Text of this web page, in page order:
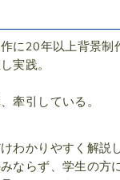
に20年以上背景制
実践。
牽引している。
わかりやすく解説し
ならず、学生の方